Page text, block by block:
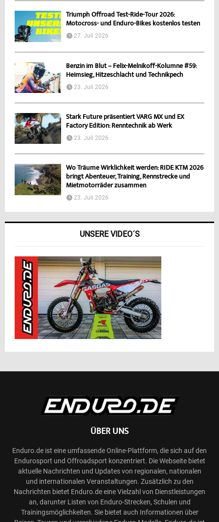
Triumph Offroad Test-Ride-Tour 2026:
Motocross- und Enduro-Bikes kostenlos testen
27. Juli 2026
Benzin im Blut – Felix-Melnikoff-Kolumne #59:
Heimsieg, Hitzeschlacht und Technikpech
23. Juli 2026
Stark Future präsentiert VARG MX und EX
Factory Edition: Renntechnik ab Werk
23. Juli 2026
Wo Träume Wirklichkeit werden: RIDE KTM 2026
bringt Abenteuer, Training, Rennstrecke und
Mietmotorräder zusammen
23. Juli 2026
UNSERE VIDEO´S
ÜBER UNS
Enduro.de ist eine umfassende Online-Plattform, die sich auf den
Endurosport und Offroadsport konzentriert. Die Webseite bietet
aktuelle Nachrichten und Updates von regionalen, nationalen
und internationalen Veranstaltungen. Zusätzlich zu den
Nachrichten bietet Enduro.de eine Vielzahl von Dienstleistungen
an, darunter Listen von Enduro-Strecken, Schulen und
Trainingsmöglichkeiten. Sie bietet auch Informationen über